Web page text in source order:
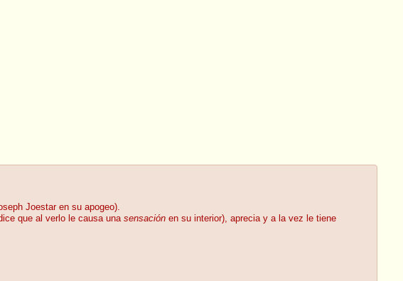
Joestar en su apogeo).
que al verlo le causa una sensación en su interior), aprecia y a la vez le tiene